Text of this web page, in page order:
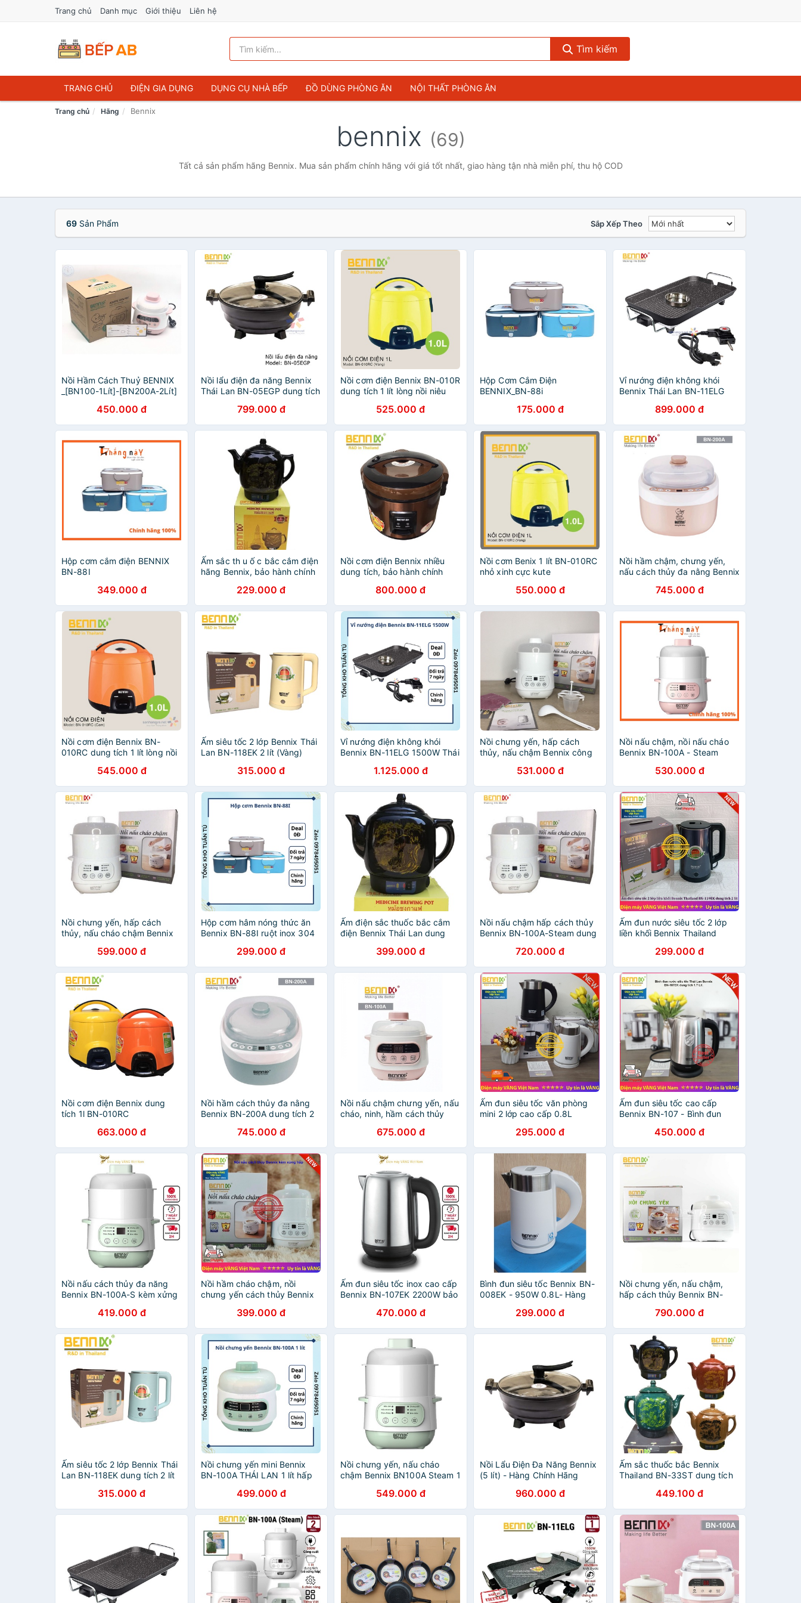
Trang chủ Danh mục Giới thiệu Liên hệ
Tìm kiếm
TRANG CHỦ ĐIỆN GIA DỤNG DỤNG CỤ NHÀ BẾP ĐỒ DÙNG PHÒNG ĂN NỘI THẤT PHÒNG ĂN
Trang chủ Hãng Bennix
bennix (69)
Tất cả sản phẩm hãng Bennix. Mua sản phẩm chính hãng với giá tốt nhất, giao hàng tận nhà miễn phí, thu hộ COD
69 Sản Phẩm Sắp Xếp Theo
Nồi Hầm Cách Thuỷ BENNIX
_[BN100-1Lít]-[BN200A-2Lít]
450.000 đ
Nồi lẩu điện đa năng Bennix
Thái Lan BN-05EGP dung tích
799.000 đ
Nồi cơm điện Bennix BN-010R
dung tích 1 lít lòng nồi niêu
bảo hành 12 tháng
525.000 đ
Hộp Cơm Cắm Điện
BENNIX_BN-88i
175.000 đ
Vỉ nướng điện không khói
Bennix Thái Lan BN-11ELG
899.000 đ
Hộp cơm cắm điện BENNIX
BN-88I
349.000 đ
Ấm sắc th u ố c bắc cắm điện
hãng Bennix, bảo hành chính
229.000 đ
Nồi cơm điện Bennix nhiều
dung tích, bảo hành chính
800.000 đ
Nồi cơm Benix 1 lít BN-010RC
nhỏ xinh cực kute
550.000 đ
Nồi hầm chậm, chưng yến,
nấu cách thủy đa nằng Bennix
hồng, bảo hành 12 tháng
745.000 đ
Nồi cơm điện Bennix BN-
010RC dung tích 1 lít lòng nồi
hãng, bảo hành 12 tháng
545.000 đ
Ấm siêu tốc 2 lớp Bennix Thái
Lan BN-118EK 2 lít (Vàng)
315.000 đ
Vỉ nướng điện không khói
Bennix BN-11ELG 1500W Thái
1.125.000 đ
Nồi chưng yến, hấp cách
thủy, nấu chậm Bennix công
531.000 đ
Nồi nấu chậm, nồi nấu cháo
Bennix BN-100A - Steam
530.000 đ
Nồi chưng yến, hấp cách
thủy, nấu cháo chậm Bennix
1 lít loại kèm khay hấp
599.000 đ
Hộp cơm hâm nóng thức ăn
Bennix BN-88I ruột inox 304
299.000 đ
Ấm điện sắc thuốc bắc cắm
điện Bennix Thái Lan dung
bảo hành 12 tháng (màu ngầu
nhiên)
399.000 đ
Nồi nấu chậm hấp cách thủy
Bennix BN-100A-Steam dung
hành 12 tháng (giao màu ngẫu
nhiên)
720.000 đ
Ấm đun nước siêu tốc 2 lớp
liền khối Bennix Thailand
299.000 đ
Nồi cơm điện Bennix dung
tích 1l BN-010RC
663.000 đ
Nồi hầm cách thủy đa nằng
Bennix BN-200A dung tích 2
745.000 đ
Nồi nấu chậm chưng yến, nấu
cháo, ninh, hầm cách thủy
675.000 đ
Ấm đun siêu tốc văn phòng
mini 2 lớp cao cấp 0.8L
chính hãng 12 tháng
295.000 đ
Ấm đun siêu tốc cao cấp
Bennix BN-107 - Bình đun
tháng chính hãng
450.000 đ
Nồi nấu cách thủy đa năng
Bennix BN-100A-S kèm xửng
yến, hấp rau củ
419.000 đ
Nồi hầm cháo chậm, nồi
chưng yến cách thủy Bennix
xửng hấp rau củ
399.000 đ
Ấm đun siêu tốc inox cao cấp
Bennix BN-107EK 2200W bảo
470.000 đ
Bình đun siêu tốc Bennix BN-
008EK - 950W 0.8L- Hàng
299.000 đ
Nồi chưng yến, nấu chậm,
hấp cách thủy Bennix BN-
xuất 200W, bảo hành 12
tháng
790.000 đ
Ấm siêu tốc 2 lớp Bennix Thái
Lan BN-118EK dung tích 2 lít
315.000 đ
Nồi chưng yến mini Bennix
BN-100A THÁI LAN 1 lít hấp
499.000 đ
Nồi chưng yến, nấu cháo
chậm Bennix BN100A Steam 1
549.000 đ
Nồi Lẩu Điện Đa Năng Bennix
(5 lít) - Hàng Chính Hãng
960.000 đ
Ấm sắc thuốc bắc Bennix
Thailand BN-33ST dung tích
449.100 đ